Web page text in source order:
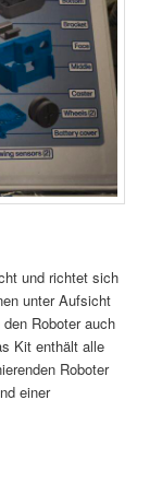
und richtet sich
unter Aufsicht
Roboter auch
Kit enthält alle
Roboter
einer